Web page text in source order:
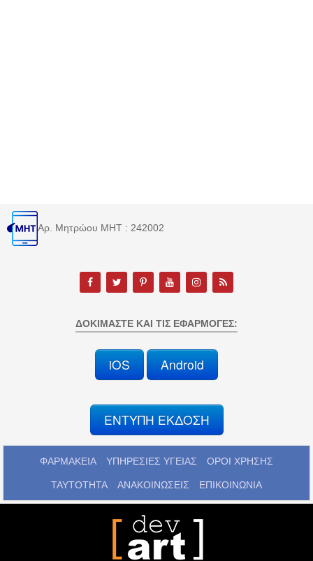
Αρ. Μητρώου MHT : 242002
ΔΟΚΙΜΆΣΤΕ ΚΑΙ ΤΙΣ ΕΦΑΡΜΟΓΈΣ:
iOS Android
ΕΝΤΥΠΗ ΕΚΔΟΣΗ
ΦΑΡΜΑΚΕΙΑ ΥΠΗΡΕΣΙΕΣ ΥΓΕΙΑΣ ΟΡΟΙ ΧΡΗΣΗΣ
ΤΑΥΤΟΤΗΤΑ ΑΝΑΚΟΙΝΩΣΕΙΣ ΕΠΙΚΟΙΝΩΝΙΑ